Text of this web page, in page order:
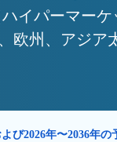
イパーマー
州、アジ
び2026年〜2036年の